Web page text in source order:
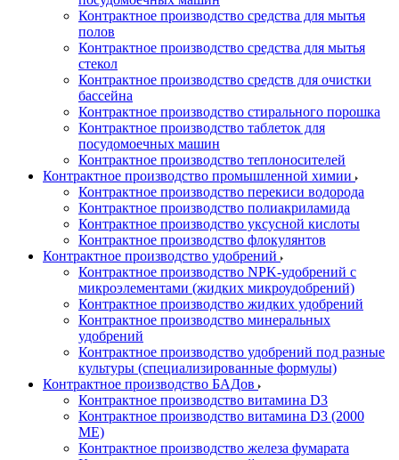
Контрактное производство средства для мытья
полов
Контрактное производство средства для мытья
стекол
Контрактное производство средств для очистки
бассейна
Контрактное производство стирального порошка
Контрактное производство таблеток для
посудомоечных машин
Контрактное производство теплоносителей
Контрактное производство промышленной химии
Контрактное производство перекиси водорода
Контрактное производство полиакриламида
Контрактное производство уксусной кислоты
Контрактное производство флокулянтов
Контрактное производство удобрений
Контрактное производство NPK-удобрений с
микроэлементами (жидких микроудобрений)
Контрактное производство жидких удобрений
Контрактное производство минеральных
удобрений
Контрактное производство удобрений под разные
культуры (специализированные формулы)
Контрактное производство БАДов
Контрактное производство витамина D3
Контрактное производство витамина D3 (2000
МЕ)
Контрактное производство железа фумарата